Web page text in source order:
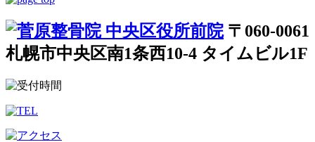
〒060-0061
札幌市中央区南1条西10-4 タイムビル1F